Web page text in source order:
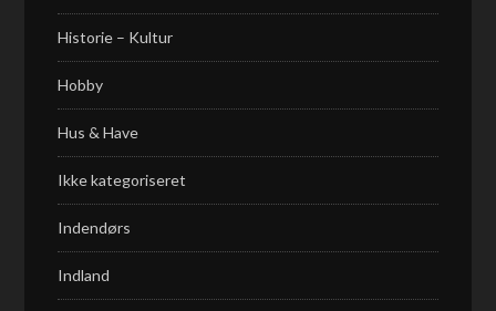
Historie – Kultur
Hobby
Hus & Have
Ikke kategoriseret
Indendørs
Indland